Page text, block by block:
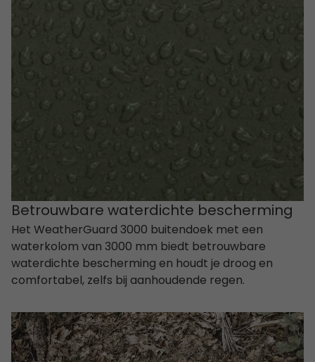
Betrouwbare waterdichte bescherming
Het WeatherGuard 3000 buitendoek met een
waterkolom van 3000 mm biedt betrouwbare
waterdichte bescherming en houdt je droog en
comfortabel, zelfs bij aanhoudende regen.